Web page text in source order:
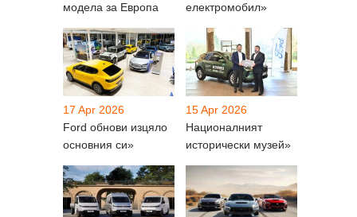
модела за Европа
електромобил»
17 Apr 2026
Ford обнови изцяло
основния си»
15 Apr 2026
Националният
исторически музей»